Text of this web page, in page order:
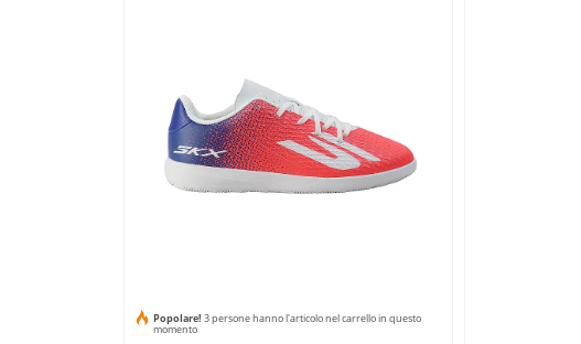
Popolare! 3 persone hanno l'articolo nel carrello in questo
momento